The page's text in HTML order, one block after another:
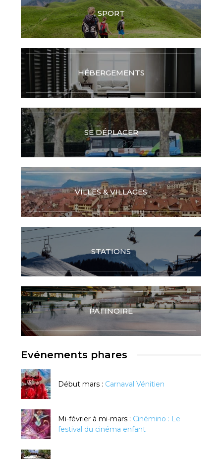
SPORT
HÉBERGEMENTS
SE DÉPLACER
VILLES & VILLAGES
STATIONS
PATINOIRE
Evénements phares
Début mars : Carnaval Vénitien
Mi-février à mi-mars : Cinémino : Le
festival du cinéma enfant